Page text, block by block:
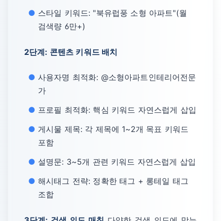
스타일 키워드: "북유럽풍 소형 아파트"(월
검색량 6만+)
2단계: 콘텐츠 키워드 배치
사용자명 최적화: @소형아파트인테리어전문
가
프로필 최적화: 핵심 키워드 자연스럽게 삽입
게시물 제목: 각 제목에 1~2개 목표 키워드
포함
설명문: 3~5개 관련 키워드 자연스럽게 삽입
해시태그 전략: 정확한 태그 + 롱테일 태그
조합